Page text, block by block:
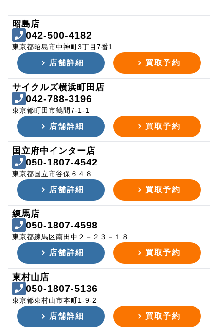
昭島店
042-500-4182
東京都昭島市中神町3丁目7番1
店舗詳細 買取予約
サイクルズ横浜町田店
042-788-3196
東京都町田市鶴間7-1-1
店舗詳細 買取予約
国立府中インター店
050-1807-4542
東京都国立市谷保６４８
店舗詳細 買取予約
練馬店
050-1807-4598
東京都練馬区南田中２－２３－１８
店舗詳細 買取予約
東村山店
050-1807-5136
東京都東村山市本町1-9-2
店舗詳細 買取予約